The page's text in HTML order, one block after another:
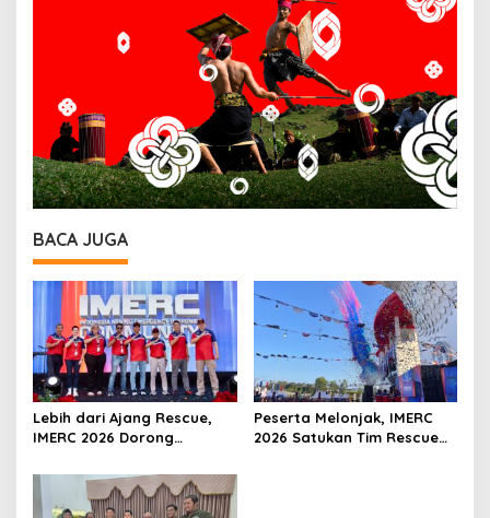
BACA JUGA
Lebih dari Ajang Rescue,
IMERC 2026 Dorong
Kompeten untuk Indonesia
Peserta Melonjak, IMERC
2026 Satukan Tim Rescue